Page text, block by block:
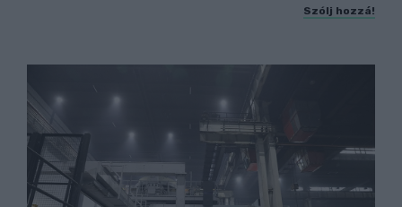
Szólj hozzá!